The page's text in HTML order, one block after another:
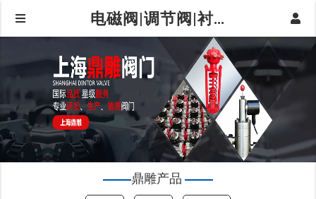
电磁阀|调节阀|衬氟阀门|球阀|蝶阀|阀门仪器仪表-上海鼎雕阀门有限公司|鼎雕产品
鼎雕产品